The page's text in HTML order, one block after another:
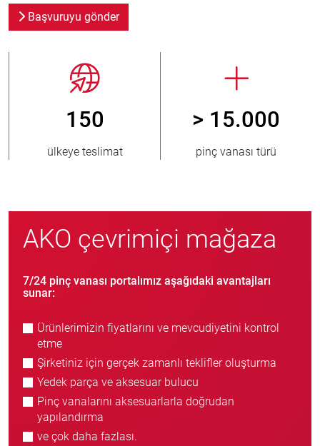
Başvuruyu gönder
150
ülkeye teslimat
> 15.000
pinç vanası türü
AKO çevrimiçi mağaza
7/24 pinç vanası portalımız aşağıdaki avantajları
sunar:
Ürünlerimizin fiyatlarını ve mevcudiyetini kontrol
etme
Şirketiniz için gerçek zamanlı teklifler oluşturma
Yedek parça ve aksesuar bulucu
Pinç vanalarını aksesuarlarla doğrudan
yapılandırma
ve çok daha fazlası.